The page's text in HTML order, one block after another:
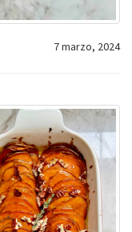
7 marzo, 2024